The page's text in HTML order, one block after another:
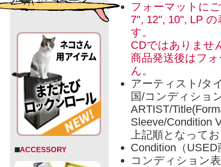
ACCESSORY
フォーマットに
7", 12", 10", LP
す。
CDではありませ
商品発送後はフ
ん。
アーティスト/タ
国/コンディショ
ARTIST/
Sleeve/Condition
上記順となって
Condition（
コンディション